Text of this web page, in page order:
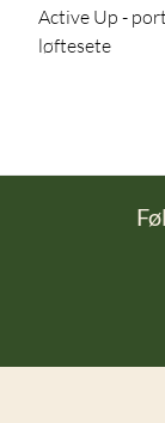
Active Up -
løftesete